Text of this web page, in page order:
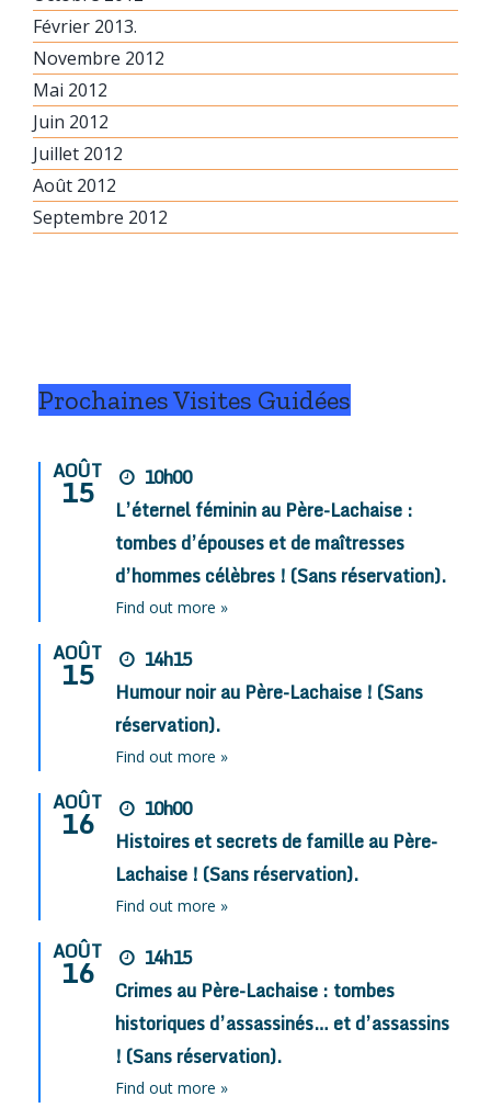
Février 2013.
Novembre 2012
Mai 2012
Juin 2012
Juillet 2012
Août 2012
Septembre 2012
Prochaines Visites Guidées
AOÛT
15
10h00
L’éternel féminin au Père-Lachaise :
tombes d’épouses et de maîtresses
d’hommes célèbres ! (Sans réservation).
Find out more »
AOÛT
15
14h15
Humour noir au Père-Lachaise ! (Sans
réservation).
Find out more »
AOÛT
16
10h00
Histoires et secrets de famille au Père-
Lachaise ! (Sans réservation).
Find out more »
AOÛT
16
14h15
Crimes au Père-Lachaise : tombes
historiques d’assassinés… et d’assassins
! (Sans réservation).
Find out more »